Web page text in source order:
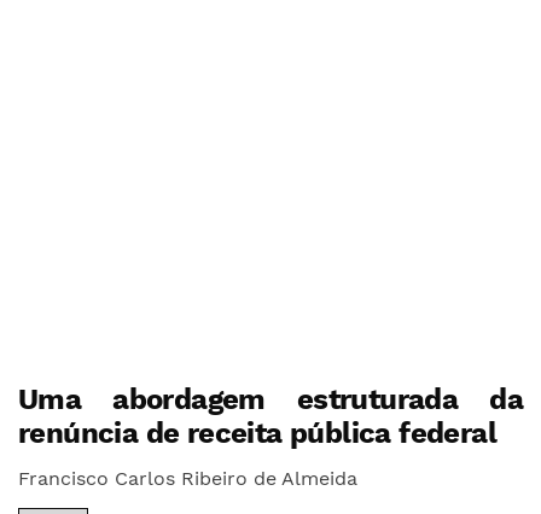
Uma abordagem estruturada da
renúncia de receita pública federal
Francisco Carlos Ribeiro de Almeida